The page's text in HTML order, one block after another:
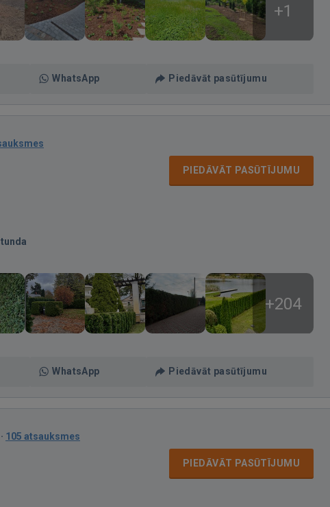
+1
WhatsApp Piedāvāt pasūtījumu
PIEDĀVĀT PASŪTĪJUMU
+204
WhatsApp Piedāvāt pasūtījumu
· 105 atsauksmes
PIEDĀVĀT PASŪTĪJUMU